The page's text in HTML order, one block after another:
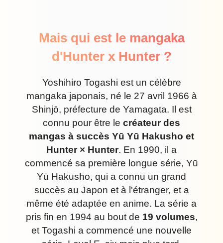
Mais qui est le mangaka
d'Hunter x Hunter ?
Yoshihiro Togashi est un célèbre
mangaka japonais, né le 27 avril 1966 à
Shinjō, préfecture de Yamagata. Il est
connu pour être le créateur des
mangas à succès Yū Yū Hakusho et
Hunter × Hunter. En 1990, il a
commencé sa première longue série, Yū
Yū Hakusho, qui a connu un grand
succès au Japon et à l'étranger, et a
même été adaptée en anime. La série a
pris fin en 1994 au bout de 19 volumes,
et Togashi a commencé une nouvelle